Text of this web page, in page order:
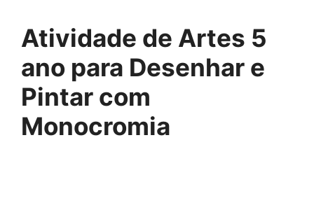
Atividade de Artes 5
ano para Desenhar e
Pintar com
Monocromia